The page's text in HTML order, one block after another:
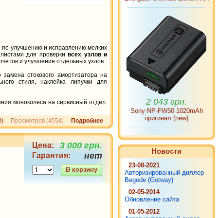
по улучшению и исправлению мелких
для проверки всех узлов и
и улучшение отдельных узлов.
стокового амортизатора на
стиля, наклейка липучки для
моноколеса на сервисный отдел.
Просмотров (4554) Подробнее
Цена: 3 000 грн.
Гарантия: нет
В корзину
2 043 грн.
Sony NP-FW50 1020mAh
оригинал (new)
Новости
23-08-2021
Авторизированный диллер
Begode (Gotway)
02-05-2014
Обновление сайта
01-05-2012